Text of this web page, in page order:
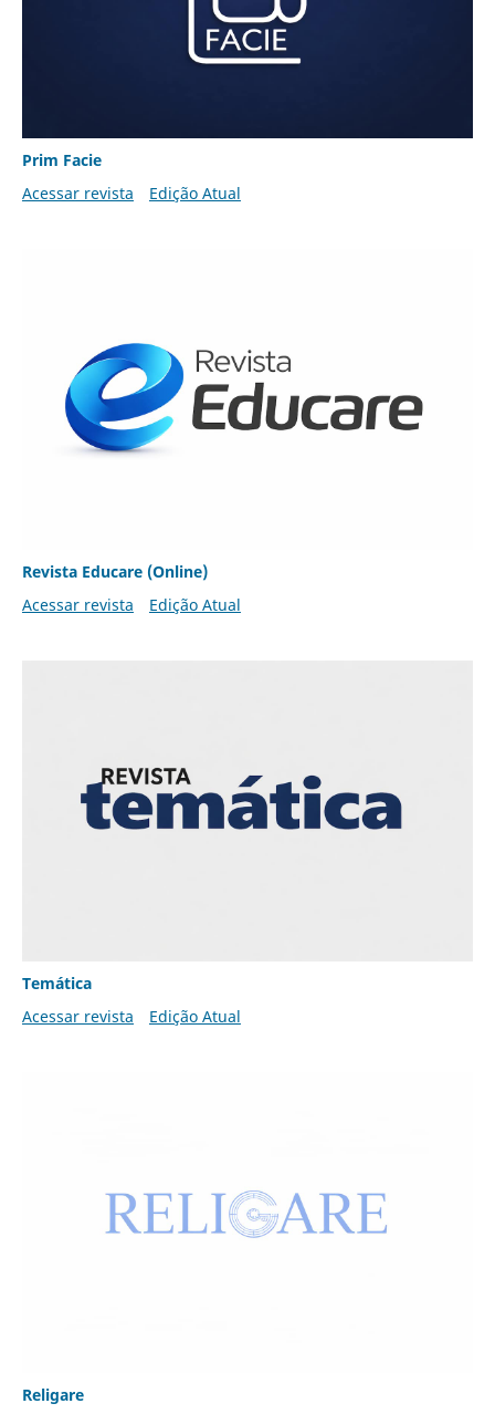
Prim Facie
Acessar revista
Edição Atual
Revista Educare (Online)
Acessar revista
Edição Atual
Temática
Acessar revista
Edição Atual
Religare